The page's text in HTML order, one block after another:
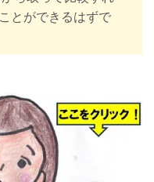
とができるはずで